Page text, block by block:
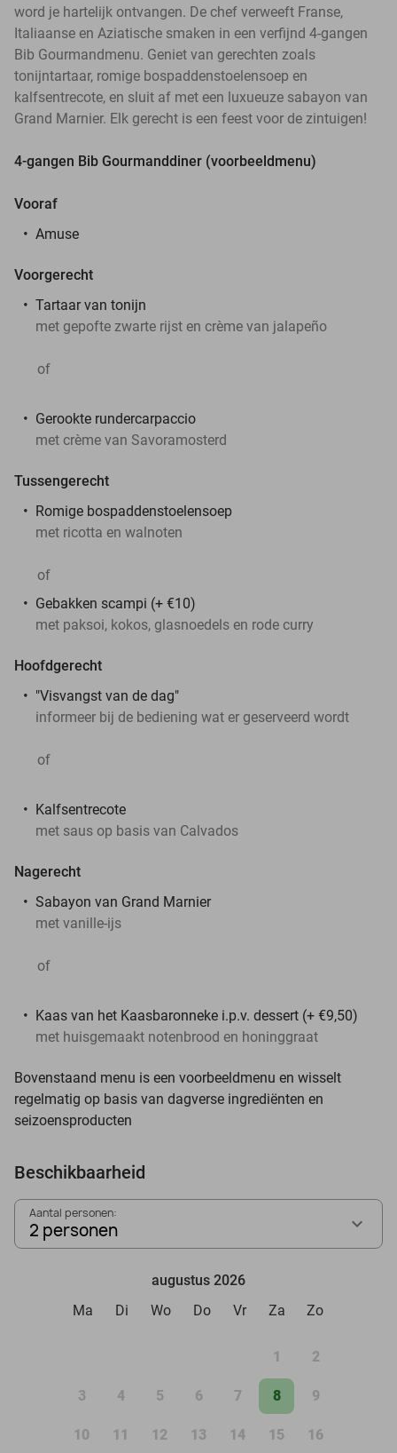
word je hartelijk ontvangen. De chef verweeft Franse,
Italiaanse en Aziatische smaken in een verfijnd 4-gangen
Bib Gourmandmenu. Geniet van gerechten zoals
tonijntartaar, romige bospaddenstoelensoep en
kalfsentrecote, en sluit af met een luxueuze sabayon van
Grand Marnier. Elk gerecht is een feest voor de zintuigen!
4-gangen Bib Gourmanddiner (voorbeeldmenu)
Vooraf
Amuse
Voorgerecht
Tartaar van tonijn
met gepofte zwarte rijst en crème van jalapeño
of
Gerookte rundercarpaccio
met crème van Savoramosterd
Tussengerecht
Romige bospaddenstoelensoep
met ricotta en walnoten
of
Gebakken scampi (+ €10)
met paksoi, kokos, glasnoedels en rode curry
Hoofdgerecht
"Visvangst van de dag"
informeer bij de bediening wat er geserveerd wordt
of
Kalfsentrecote
met saus op basis van Calvados
Nagerecht
Sabayon van Grand Marnier
met vanille-ijs
of
Kaas van het Kaasbaronneke i.p.v. dessert (+ €9,50)
met huisgemaakt notenbrood en honinggraat
Bovenstaand menu is een voorbeeldmenu en wisselt
regelmatig op basis van dagverse ingrediënten en
seizoensproducten
Beschikbaarheid
Aantal personen:
2 personen
augustus 2026
Ma
Di Wo Do Vr Za Zo
1 2
3 4 5 6 7 8 9
10 11 12 13 14 15 16